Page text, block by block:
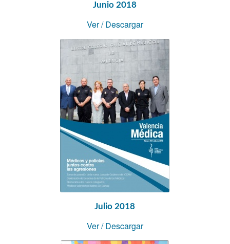
Junio 2018
Ver/Descargar
Julio 2018
Ver/Descargar